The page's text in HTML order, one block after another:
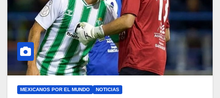
MEXICANOS POR EL MUNDO NOTICIAS